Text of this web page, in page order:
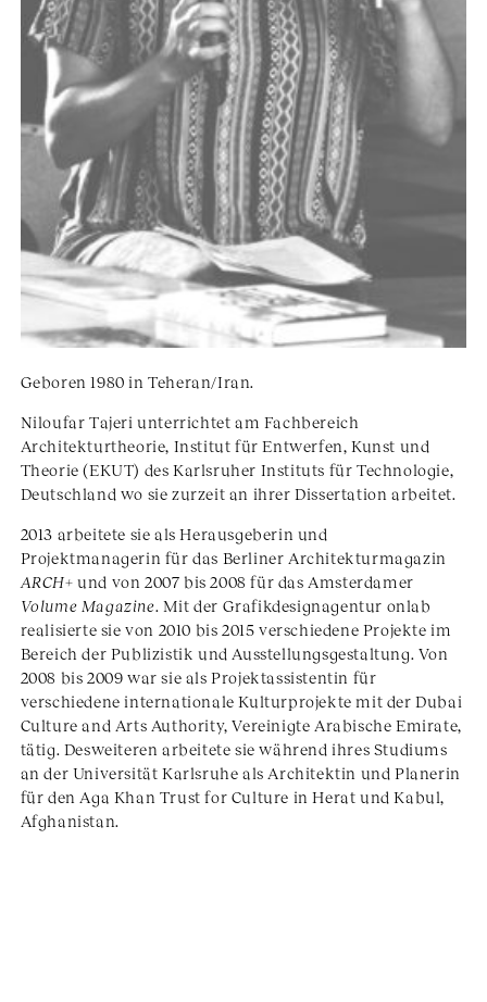
Geboren 1980 in Teheran/Iran.
Niloufar Tajeri unterrichtet am Fachbereich
Architekturtheorie, Institut für Entwerfen, Kunst und
Theorie (EKUT) des Karlsruher Instituts für Technologie,
Deutschland wo sie zurzeit an ihrer Dissertation arbeitet.
2013 arbeitete sie als Herausgeberin und
Projektmanagerin für das Berliner Architekturmagazin
ARCH+ und von 2007 bis 2008 für das Amsterdamer
Volume Magazine . Mit der Grafikdesignagentur onlab
realisierte sie von 2010 bis 2015 verschiedene Projekte im
Bereich der Publizistik und Ausstellungsgestaltung. Von
2008 bis 2009 war sie als Projektassistentin für
verschiedene internationale Kulturprojekte mit der Dubai
Culture and Arts Authority, Vereinigte Arabische Emirate,
tätig. Desweiteren arbeitete sie während ihres Studiums
an der Universität Karlsruhe als Architektin und Planerin
für den Aga Khan Trust for Culture in Herat und Kabul,
Afghanistan.